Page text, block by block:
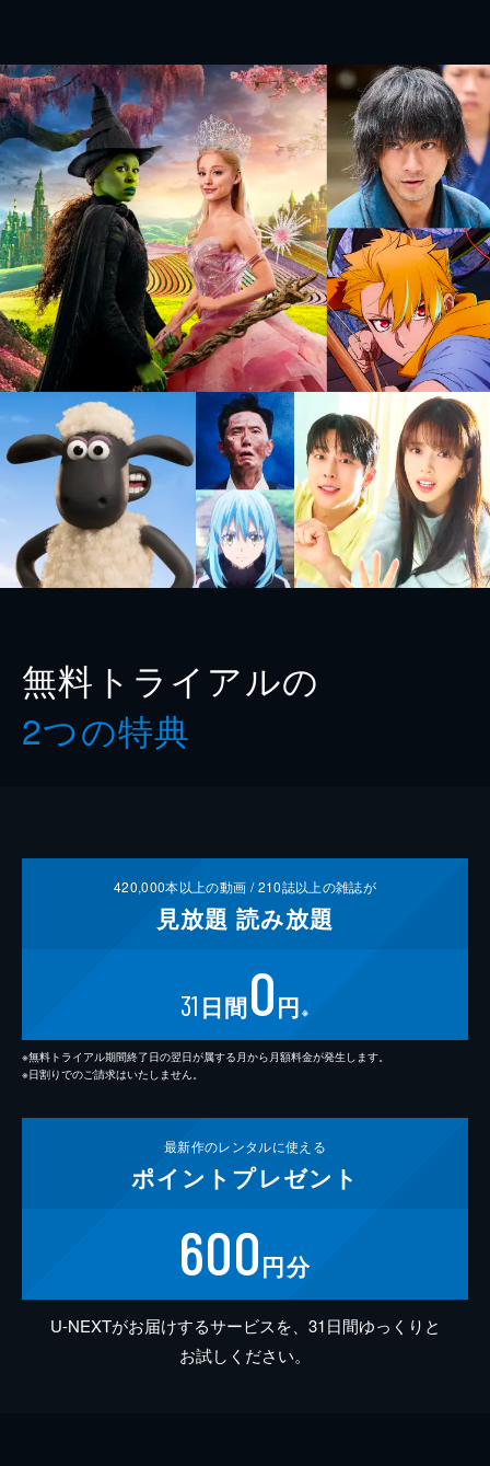
無料トライアルの
2つの特典
420,000本以上の動画 /210誌以上の雑誌が
見放題 読み放題
31 日間0円 ※
※無料トライアル期間終了日の翌日が属する月から月額料金が発生します。
※日割りでのご請求はいたしません。
最新作のレンタルに使える
ポイント プレゼント
600円分
U-NEXTがお届けするサービスを、31日間ゆっくりと
お試しください。